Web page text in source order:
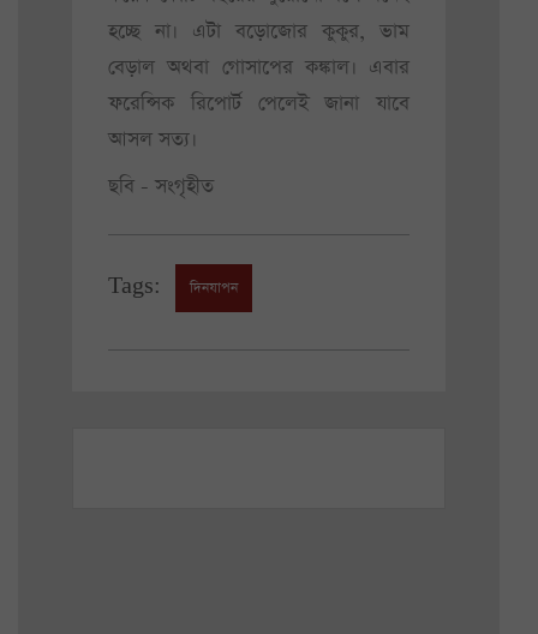
হচ্ছে না। এটা বড়োজোর কুকুর, ভাম
বেড়াল অথবা গোসাপের কঙ্কাল। এবার
ফরেন্সিক রিপোর্ট পেলেই জানা যাবে
আসল সত্য।
ছবি - সংগৃহীত
Tags: দিনযাপন